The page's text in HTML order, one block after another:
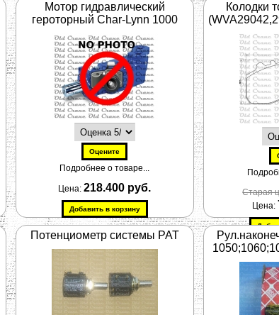
Мотор гидравлический
героторный Char-Lynn 1000
Подробнее о товаре...
Цена:218.400 руб.
Колодки
Старая
Цена:
Потенциометр системы PAT